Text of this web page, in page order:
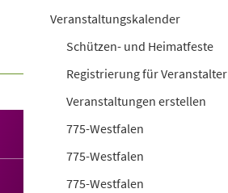
Veranstaltungskalender
Schützen- und Heimatfeste
Registrierung für Veranstalter
Veranstaltungen erstellen
775-Westfalen
775-Westfalen
775-Westfalen